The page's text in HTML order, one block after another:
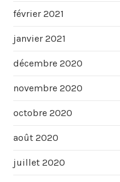
février 2021
janvier 2021
décembre 2020
novembre 2020
octobre 2020
août 2020
juillet 2020